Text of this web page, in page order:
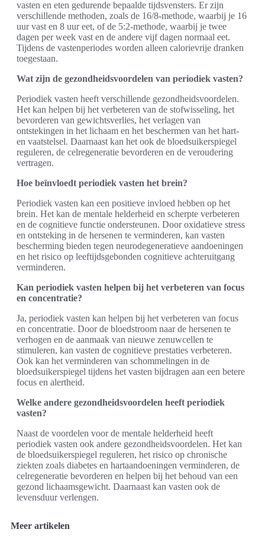
vasten en eten gedurende bepaalde tijdsvensters. Er zijn
verschillende methoden, zoals de 16/8-methode, waarbij je 16
uur vast en 8 uur eet, of de 5:2-methode, waarbij je twee
dagen per week vast en de andere vijf dagen normaal eet.
Tijdens de vastenperiodes worden alleen calorievrije dranken
toegestaan.
Wat zijn de gezondheidsvoordelen van periodiek vasten?
Periodiek vasten heeft verschillende gezondheidsvoordelen.
Het kan helpen bij het verbeteren van de stofwisseling, het
bevorderen van gewichtsverlies, het verlagen van
ontstekingen in het lichaam en het beschermen van het hart-
en vaatstelsel. Daarnaast kan het ook de bloedsuikerspiegel
reguleren, de celregeneratie bevorderen en de veroudering
vertragen.
Hoe beïnvloedt periodiek vasten het brein?
Periodiek vasten kan een positieve invloed hebben op het
brein. Het kan de mentale helderheid en scherpte verbeteren
en de cognitieve functie ondersteunen. Door oxidatieve stress
en ontsteking in de hersenen te verminderen, kan vasten
bescherming bieden tegen neurodegeneratieve aandoeningen
en het risico op leeftijdsgebonden cognitieve achteruitgang
verminderen.
Kan periodiek vasten helpen bij het verbeteren van focus
en concentratie?
Ja, periodiek vasten kan helpen bij het verbeteren van focus
en concentratie. Door de bloedstroom naar de hersenen te
verhogen en de aanmaak van nieuwe zenuwcellen te
stimuleren, kan vasten de cognitieve prestaties verbeteren.
Ook kan het verminderen van schommelingen in de
bloedsuikerspiegel tijdens het vasten bijdragen aan een betere
focus en alertheid.
Welke andere gezondheidsvoordelen heeft periodiek
vasten?
Naast de voordelen voor de mentale helderheid heeft
periodiek vasten ook andere gezondheidsvoordelen. Het kan
de bloedsuikerspiegel reguleren, het risico op chronische
ziekten zoals diabetes en hartaandoeningen verminderen, de
celregeneratie bevorderen en helpen bij het behoud van een
gezond lichaamsgewicht. Daarnaast kan vasten ook de
levensduur verlengen.
Meer artikelen